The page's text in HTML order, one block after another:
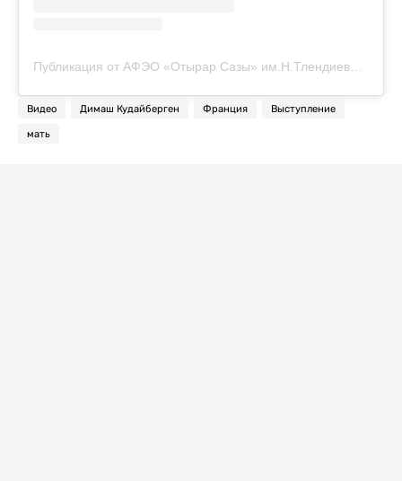
Публикация от АФЭО «Отырар Сазы» им.Н.Тлендиева (@otyrar.sazy)
Видео Димаш Кудайберген Франция Выступление
мать